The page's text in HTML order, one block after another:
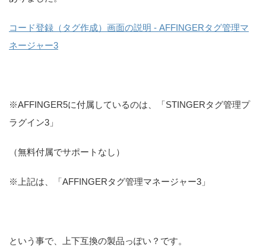
コード登録（タグ作成）画面の説明 - AFFINGERタグ管理マ
ネージャー3
※AFFINGER5に付属しているのは、「STINGERタグ管理プ
ラグイン3」
（無料付属でサポートなし）
※上記は、「AFFINGERタグ管理マネージャー3」
という事で、上下互換の製品っぽい？です。